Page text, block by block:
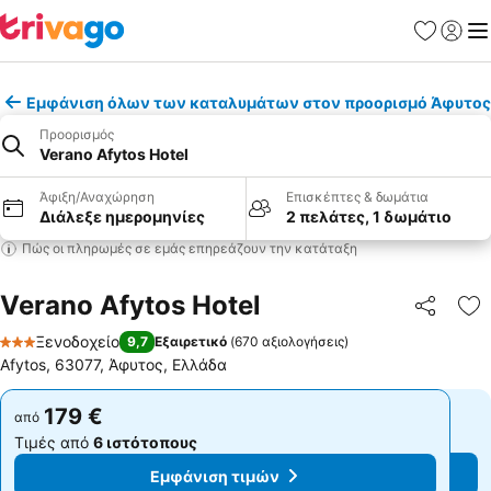
Εμφάνιση όλων των καταλυμάτων στον προορισμό Άφυτος
Προορισμός
Verano Afytos Hotel
Άφιξη/Αναχώρηση
Διάλεξε ημερομηνίες
Επισκέπτες & δωμάτια
2 πελάτες, 1 δωμάτιο
Πώς οι πληρωμές σε εμάς επηρεάζουν την κατάταξη
Verano Afytos Hotel
3 Αστέρια
Ξενοδοχείο 9,7 Εξαιρετικό (670 αξιολογήσεις)
Afytos, 63077, Άφυτος, Ελλάδα
από 179 €
Τιμές από 6 ιστότοπους
Εμφάνιση τιμών
από 179 €
Τιμές από 6 ιστότοπους
Εμφάνιση τιμών